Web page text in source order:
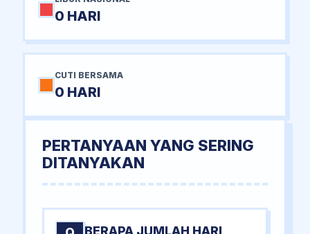
0 HARI
CUTI BERSAMA
0 HARI
PERTANYAAN YANG SERING
DITANYAKAN
BERAPA JUMLAH HARI